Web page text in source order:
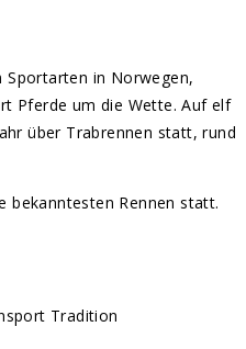
Sportarten in Norwegen,
Pferde um die Wette. Auf elf
über Trabrennen statt, rund
bekanntesten Rennen statt.
Tradition